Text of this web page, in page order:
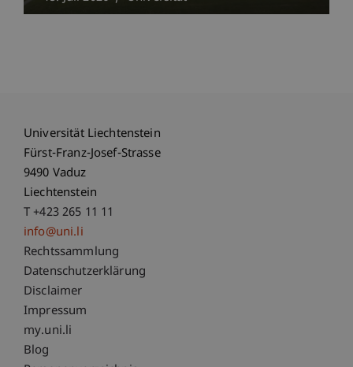
Universität Liechtenstein
Fürst-Franz-Josef-Strasse
9490 Vaduz
Liechtenstein
T +423 265 11 11
info@uni.li
Fußzeile Rechtliche Hinweise
Rechtssammlung
Datenschutzerklärung
Disclaimer
Impressum
Fußzeile Subdomain-Verzeichnis
my.uni.li
Blog